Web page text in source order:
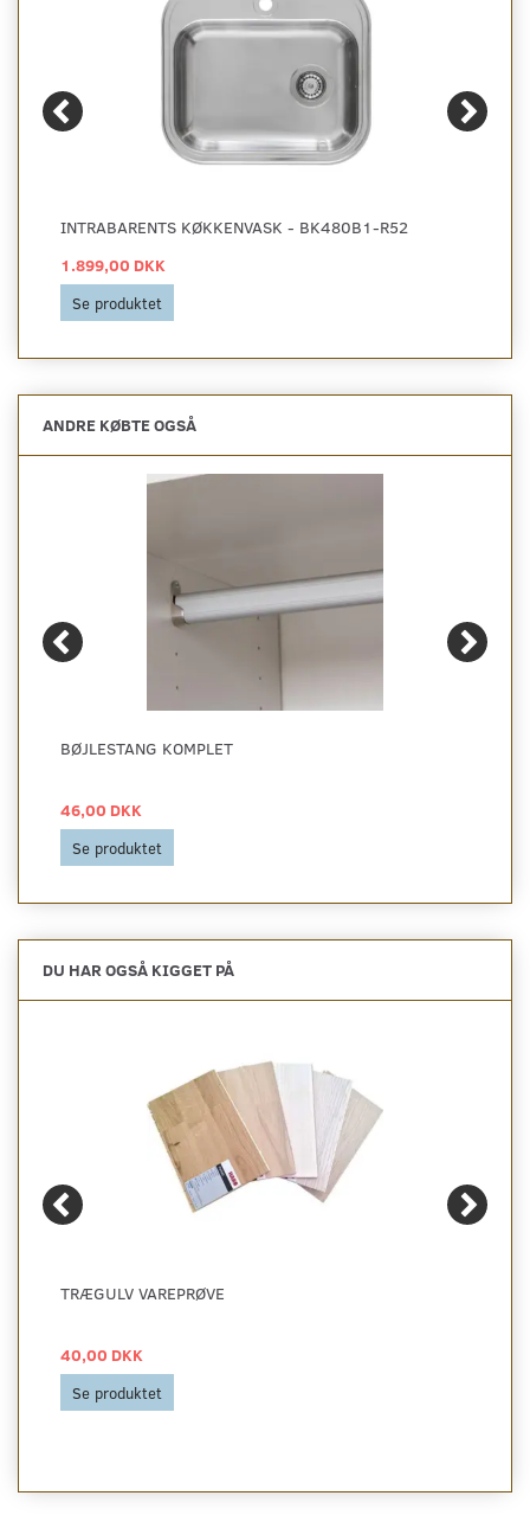
INTRABARENTS KØKKENVASK - BK480B1-R52
1.899,00 DKK
Se produktet
ANDRE KØBTE OGSÅ
BØJLESTANG KOMPLET
46,00 DKK
Se produktet
DU HAR OGSÅ KIGGET PÅ
TRÆGULV VAREPRØVE
40,00 DKK
Se produktet